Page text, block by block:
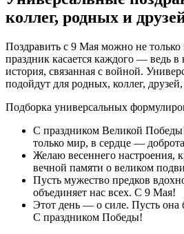
коллег, родных и
Поздравить с 9 Мая можно не только
праздник касается каждого — ведь в
история, связанная с войной.
подойдут для родных, коллег,
Подборка универсальных
С праздником Великой
только мир, в сердце —
Желаю весеннего настроения,
вечной памяти о великом
Пусть мужество предков
объединяет нас всех. С 9 Мая!
Этот день — о силе. Пусть она
С праздником Победы!